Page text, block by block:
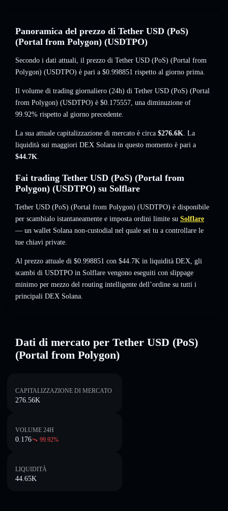
Panoramica del prezzo di Tether USD (PoS)
(Portal from Polygon) (USDTPO)
Secondo i dati attuali, il prezzo di Tether USD (PoS) (Portal from
Polygon) (USDTPO) è pari a $0.998851 rispetto al giorno prima.
Il volume di trading giornaliero (24h) di Tether USD (PoS) (Portal
from Polygon) (USDTPO) è $0.175557, una diminuzione of
99.92% rispetto al giorno precedente.
La sua attuale capitalizzazione di mercato è circa $276.6K. La
liquidità sui maggiori DEX Solana in questo momento è pari a
$44.7K.
Fai trading Tether USD (PoS) (Portal from
Polygon) (USDTPO) su Solflare
Tether USD (PoS) (Portal from Polygon) (USDTPO) è disponibile
per scambialo istantaneamente e imposta ordini limite su Solflare
— un wallet Solana non-custodial nel quale sei tu a controllare le
tue chiavi private.
Al prezzo attuale di $0.998851 con $44.7K in liquidità DEX, gli
scambi di USDTPO in Solflare vengono eseguiti con slippage
minimo per mezzo del routing intelligente dell’ordine su tutti i
principali DEX Solana.
Dati di mercato per Tether USD (PoS)
(Portal from Polygon)
CAPITALIZZAZIONE DI MERCATO
276.56K
VOLUME 24H
0.176 99.92%
LIQUIDITÀ
44.65K